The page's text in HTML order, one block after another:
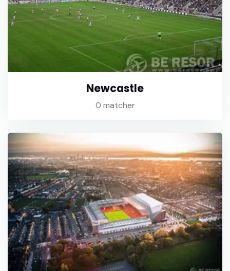
Newcastle
0 matcher